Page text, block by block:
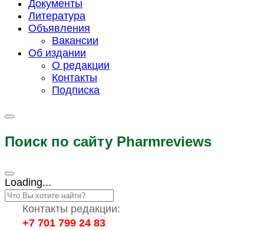
Документы
Литература
Объявления
Вакансии
Об издании
О редакции
Контакты
Подписка
Поиск по сайту Pharmreviews
Loading...
Контакты редакции:
+7 701 799 24 83